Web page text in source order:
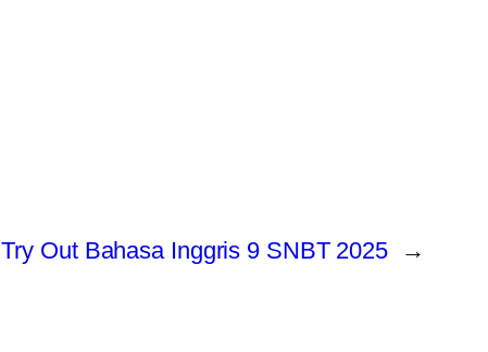
Try Out Bahasa Inggris 9 SNBT 2025 →